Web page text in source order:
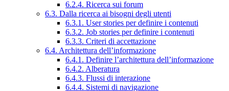
6.2.4. Ricerca sui forum
6.3. Dalla ricerca ai bisogni degli utenti
6.3.1. User stories per definire i contenuti
6.3.2. Job stories per definire i contenuti
6.3.3. Criteri di accettazione
6.4. Architettura dell’informazione
6.4.1. Definire l’architettura dell’informazione
6.4.2. Alberatura
6.4.3. Flussi di interazione
6.4.4. Sistemi di navigazione